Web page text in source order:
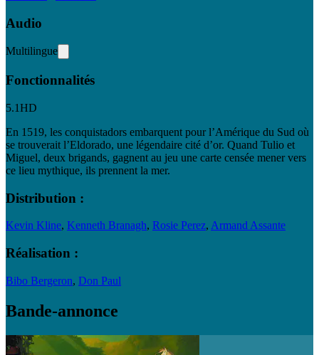
Audio
Multilingue
Fonctionnalités
5.1HD
En 1519, les conquistadors embarquent pour l’Amérique du Sud où
se trouverait l’Eldorado, une légendaire cité d’or. Quand Tulio et
Miguel, deux brigands, gagnent au jeu une carte censée mener vers
ce lieu mythique, ils prennent la mer.
Distribution :
Kevin Kline, Kenneth Branagh, Rosie Perez, Armand Assante
Réalisation :
Bibo Bergeron, Don Paul
Bande-annonce